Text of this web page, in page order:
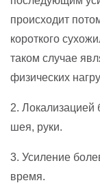
происходит
короткого
таком случае
физических
2. Локализацией
шея, руки.
3. Усиление
время.